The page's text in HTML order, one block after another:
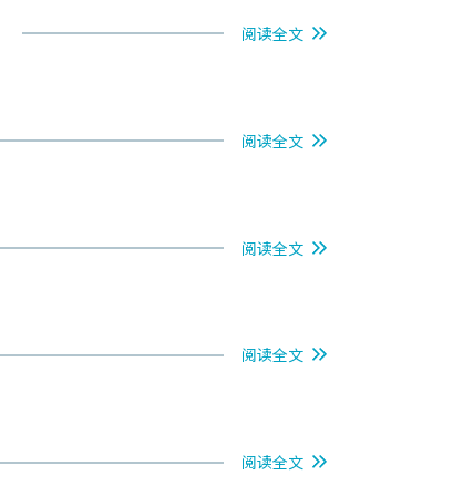
阅读全文
阅读全文
阅读全文
阅读全文
阅读全文